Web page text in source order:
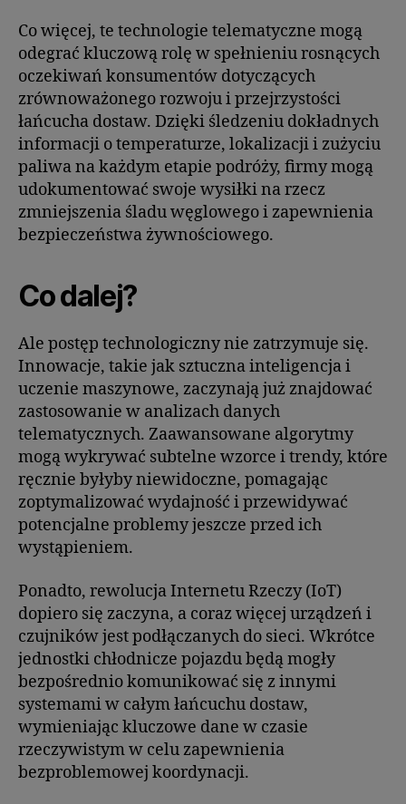
Co więcej, te technologie telematyczne mogą
odegrać kluczową rolę w spełnieniu rosnących
oczekiwań konsumentów dotyczących
zrównoważonego rozwoju i przejrzystości
łańcucha dostaw. Dzięki śledzeniu dokładnych
informacji o temperaturze, lokalizacji i zużyciu
paliwa na każdym etapie podróży, firmy mogą
udokumentować swoje wysiłki na rzecz
zmniejszenia śladu węglowego i zapewnienia
bezpieczeństwa żywnościowego.
Co dalej?
Ale postęp technologiczny nie zatrzymuje się.
Innowacje, takie jak sztuczna inteligencja i
uczenie maszynowe, zaczynają już znajdować
zastosowanie w analizach danych
telematycznych. Zaawansowane algorytmy
mogą wykrywać subtelne wzorce i trendy, które
ręcznie byłyby niewidoczne, pomagając
zoptymalizować wydajność i przewidywać
potencjalne problemy jeszcze przed ich
wystąpieniem.
Ponadto, rewolucja Internetu Rzeczy (IoT)
dopiero się zaczyna, a coraz więcej urządzeń i
czujników jest podłączanych do sieci. Wkrótce
jednostki chłodnicze pojazdu będą mogły
bezpośrednio komunikować się z innymi
systemami w całym łańcuchu dostaw,
wymieniając kluczowe dane w czasie
rzeczywistym w celu zapewnienia
bezproblemowej koordynacji.